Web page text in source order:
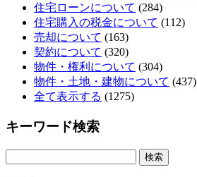
住宅ローンについて (284)
住宅購入の税金について (112)
売却について (163)
契約について (320)
物件・権利について (304)
物件・土地・建物について (437)
全て表示する (1275)
キーワード検索